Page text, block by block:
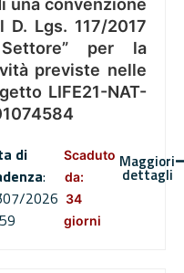
una convenzione
Lgs. 117/2017
per la
previste nelle
LIFE21-NAT-
di
:
2026
Scaduto
da:
34
giorni
Maggiori
dettagli